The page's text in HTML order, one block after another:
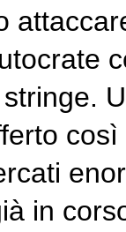
così
in